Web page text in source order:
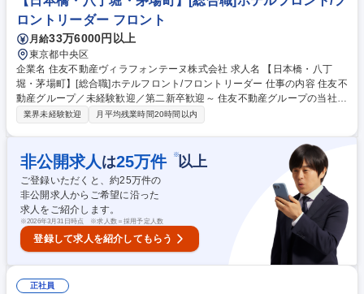
在宅制度有り
ロントリーダー フロント
月給33万6000円以上
東京都中央区
企業名 住友不動産ヴィラフォンテーヌ株式会社 求人名 【日本橋・八丁
堀・茅場町】[総合職]ホテルフロント/フロントリーダー 仕事の内容 住友不
動産グループ／未経験歓迎／第二新卒歓迎～ 住友不動産グループの当社で
ホテルフロント業務をお任せします。適性に応じてフロント一般職または
対応および付帯業務/観光案内/安全管理等ホテル運営業務全般をお任せし
ます。 ・チェックイン・チェックアウト対応業務 ・予約受付、問い合わ
せ、お客様要望への対応業務 ・請求書等の事務処理業務 ・稼動・売上管
理、客室対応、安全管理等の業務 募集職種 【日本橋・八丁堀・茅場町】
[総合職]ホテルフロント/フロントリーダー
業界未経験歓迎 月平均残業時間20時間以内
非公開求人 は25万件 ※以上
ご登録いただくと、約25万件の
非公開求人からご希望に沿った
求人をご紹介します。
※2026年3月31日時点 ※求人数＝採用予定人数
登録して求人を紹介してもらう
正社員